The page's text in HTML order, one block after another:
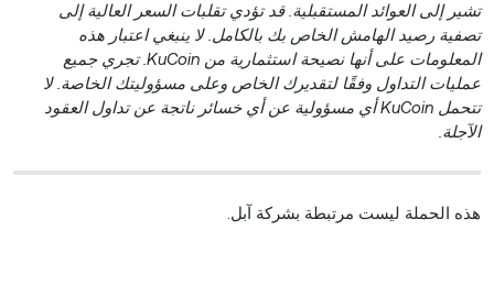
تشير إلى العوائد المستقبلية. قد تؤدي تقلبات السعر العالية إلى
تصفية رصيد الهامش الخاص بك بالكامل. لا ينبغي اعتبار هذه
المعلومات على أنها نصيحة استثمارية من KuCoin. تجري جميع
عمليات التداول وفقًا لتقديرك الخاص وعلى مسؤوليتك الخاصة. لا
تتحمل KuCoin أي مسؤولية عن أي خسائر ناتجة عن تداول العقود
الآجلة.
هذه الحملة ليست مرتبطة بشركة آبل.